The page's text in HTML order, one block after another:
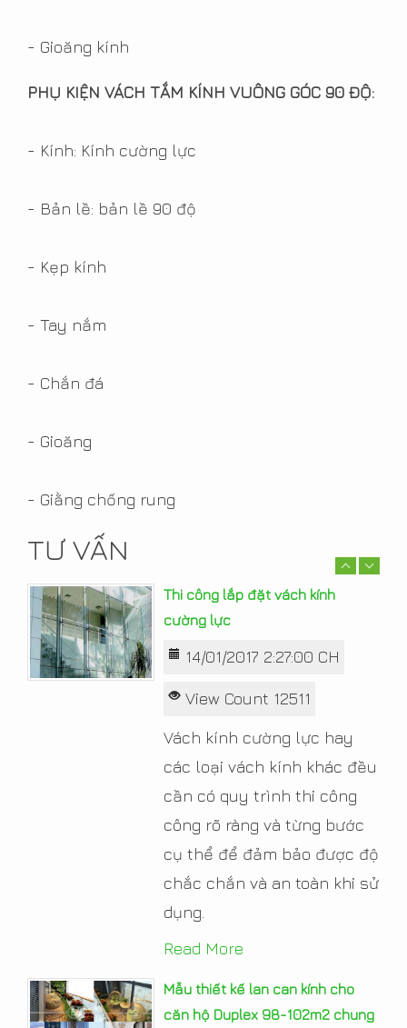
- Gioăng kính
PHỤ KIỆN VÁCH TẮM KÍNH VUÔNG GÓC 90 ĐỘ:
- Kính: Kính cường lực
- Bản lề: bản lề 90 độ
- Kẹp kính
- Tay nắm
- Chắn đá
- Gioăng
- Giằng chống rung
TƯ VẤN
phân vân không biết cửa
toàn như thế n...
Thi công lắp đặt vách kính
cường lực
14/01/2017 2:27:00 CH
View Count 12511
Vách kính cường lực hay
các loại vách kính khác đều
cần có quy trình thi công
công rõ ràng và từng bước
cụ thể để đảm bảo được độ
chắc chắn và an toàn khi sử
dụng.
Read More
Mẫu thiết kế lan can kính cho
căn hộ Duplex 98-102m2 chung